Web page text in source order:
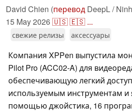
David Chien (перевод DeepL /
15 May 2026🇺🇸🇪🇸 ...
свежие релизы аксессуары
Компания XPPen выпустила
Pilot Pro (ACC02-A) для
обеспечивающую легкий
используемым инструментам и
помощью джойстика, 16